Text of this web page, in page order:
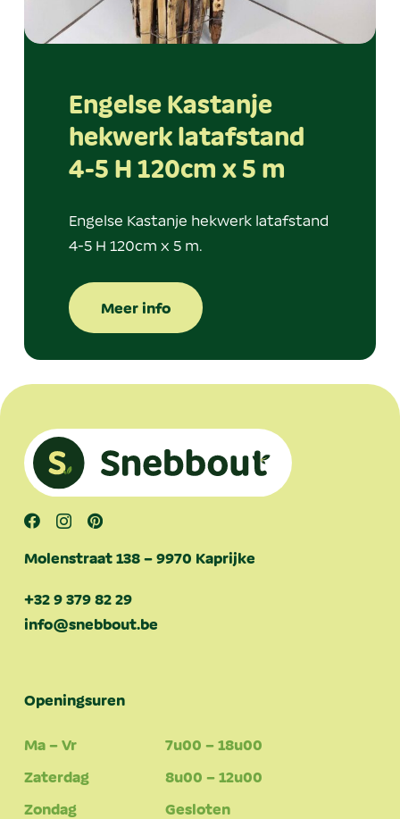
Engelse Kastanje
hekwerk latafstand
4-5 H 120cm x 5 m
Engelse Kastanje hekwerk latafstand
4-5 H 120cm x 5 m.
Meer info
Molenstraat 138 – 9970 Kaprijke
+32 9 379 82 29
info@snebbout.be
Openingsuren
Ma – Vr
7u00 – 18u00
Zaterdag
8u00 – 12u00
Zondag
Gesloten